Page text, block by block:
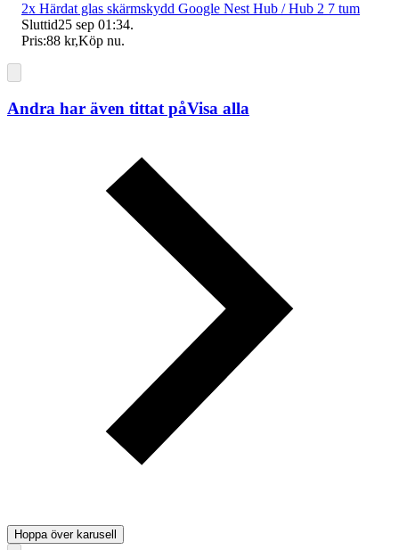
2x Härdat glas skärmskydd Google Nest Hub / Hub 2 7 tum
Sluttid25 sep 01:34.
Pris:88 kr,Köp nu.
Andra har även tittat påVisa alla
Hoppa över karusell